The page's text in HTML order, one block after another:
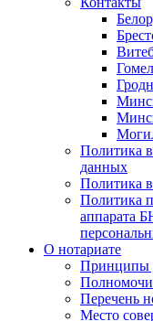
Политика
данных
Политика
Политика
аппарата
О нотариате
Принципы
Перечень
Место